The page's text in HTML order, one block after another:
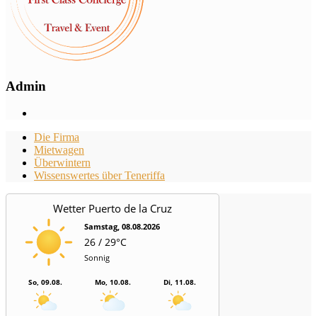
Admin
Die Firma
Mietwagen
Überwintern
Wissenswertes über Teneriffa
Wetter Puerto de la Cruz
Samstag, 08.08.2026
26 / 29°C
Sonnig
So, 09.08. Mo, 10.08. Di, 11.08.